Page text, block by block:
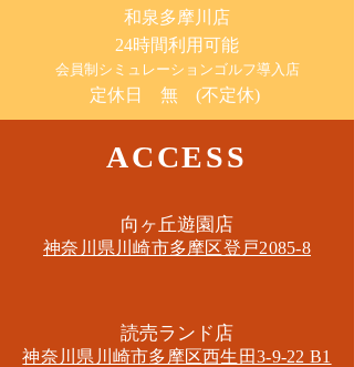
​和泉多摩川店
24時間利用可能
​会員制シミュレーションゴルフ導入店
定休日 無 (不定休)
ACCESS
​向ヶ丘遊園店
神奈川県川崎市多摩区​登戸2085-8
​読売ランド店
神奈川県川崎市多摩区​西生田3-9-22 B1